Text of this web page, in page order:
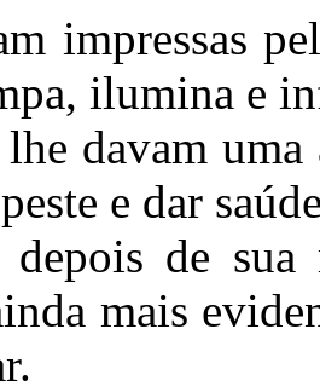
impressas
ilumina e
lhe davam
e dar
depois de
mais